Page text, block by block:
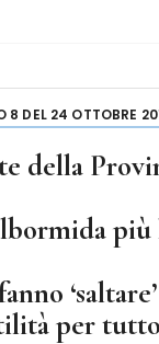
8 DEL 24 OTTOBRE
della
per